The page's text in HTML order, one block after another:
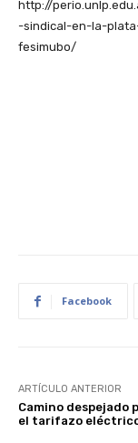
http://
-sindical-en-la-
fesimubo/
Facebook
ARTÍCULO ANTERIOR
Camino despejado
el tarifazo